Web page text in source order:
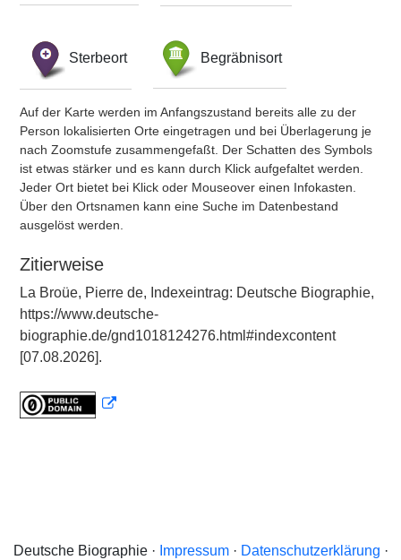
Sterbeort Begräbnisort
Auf der Karte werden im Anfangszustand bereits alle zu der
Person lokalisierten Orte eingetragen und bei Überlagerung je
nach Zoomstufe zusammengefaßt. Der Schatten des Symbols
ist etwas stärker und es kann durch Klick aufgefaltet werden.
Jeder Ort bietet bei Klick oder Mouseover einen Infokasten.
Über den Ortsnamen kann eine Suche im Datenbestand
ausgelöst werden.
Zitierweise
La Broüe, Pierre de, Indexeintrag: Deutsche Biographie,
https://www.deutsche-
biographie.de/gnd1018124276.html#indexcontent
[07.08.2026].
Deutsche Biographie · Impressum· Datenschutzerklärung ·